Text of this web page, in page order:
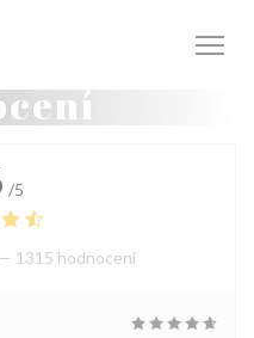
/5
1315 hodnoceni